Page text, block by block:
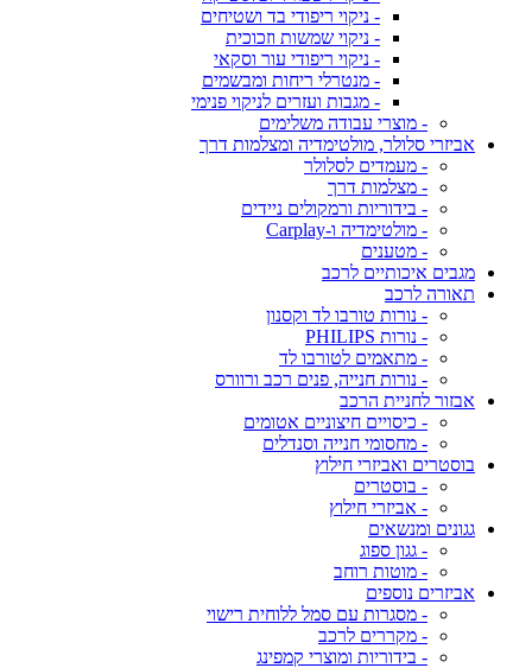
- ניקוי ריפודי בד ושטיחים
- ניקוי שמשות וזכוכית
- ניקוי ריפודי עור וסקאי
- מנטרלי ריחות ומבשמים
- מגבות ועזרים לניקוי פנימי
- מוצרי עבודה משלימים
אביזרי סלולר, מולטימדיה ומצלמות דרך
- מעמדים לסלולר
- מצלמות דרך
- בידוריות ורמקולים ניידים
- מולטימדיה ו-Carplay
- מטענים
מגבים איכותיים לרכב
תאורה לרכב
- נורות טורבו לד וקסנון
- נורות PHILIPS
- מתאמים לטורבו לד
- נורות חנייה, פנים רכב ורוורס
אבזור לחניית הרכב
- כיסויים חיצוניים אטומים
- מחסומי חנייה וסנדלים
בוסטרים ואביזרי חילוץ
- בוסטרים
- אביזרי חילוץ
גגונים ומנשאים
- גגון ספוג
- מוטות רוחב
אביזרים נוספים
- מסגרות עם סמל ללוחית רישוי
- מקררים לרכב
- בידוריות ומוצרי קמפינג